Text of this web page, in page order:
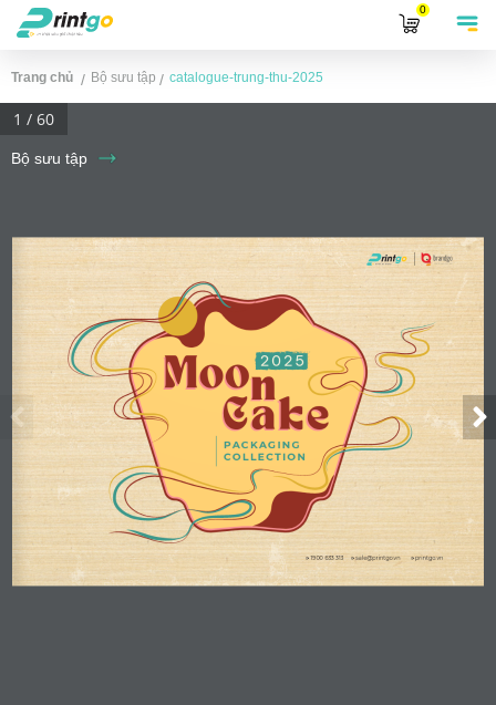
0
Trang chủ / Bộ sưu tập / catalogue-trung-thu-2025
Bộ sưu tập